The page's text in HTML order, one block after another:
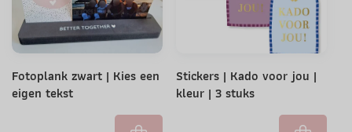
Fotoplank zwart | Kies een
eigen tekst
Stickers | Kado voor jou |
kleur | 3 stuks